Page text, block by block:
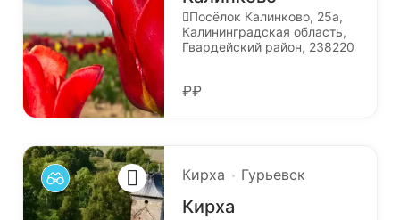
Посёлок Калинково, 25а,
Калининградская область,
Гвардейский район, 238220
₽₽
Кирха Гурьевск
Кирха